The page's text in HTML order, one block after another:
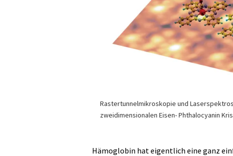
Rastertunnelmikroskopie und
zweidimensionalen Eisen- Phthalocyanin
Hämoglobin hat eigentlich eine ganz